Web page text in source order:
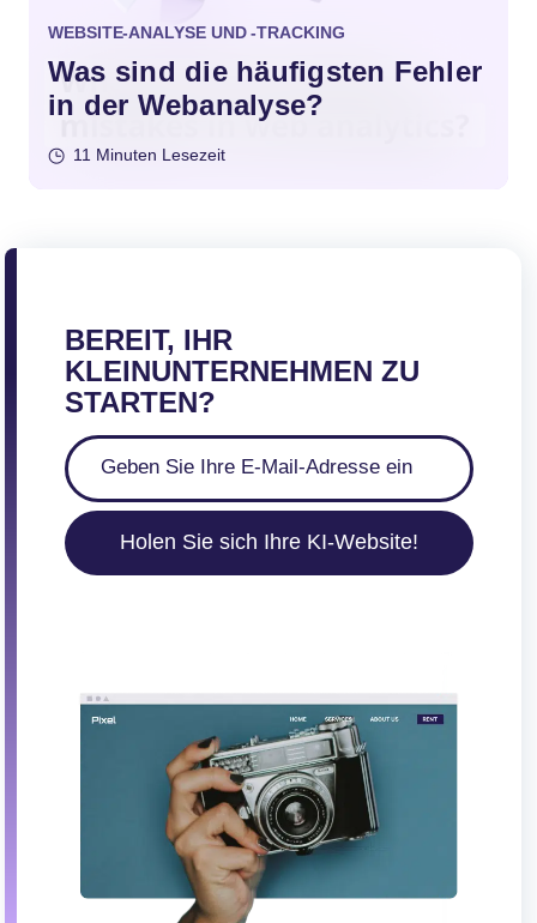
WEBSITE-ANALYSE UND -TRACKING
Was sind die häufigsten Fehler
in der Webanalyse?
11 Minuten Lesezeit
BEREIT, IHR
KLEINUNTERNEHMEN ZU
STARTEN?
Holen Sie sich Ihre KI-Website!